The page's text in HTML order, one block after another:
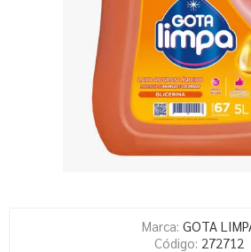
Marca: GOTA
Código: 272712